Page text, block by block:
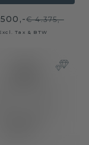
€ 4.375,-
Tax & BTW